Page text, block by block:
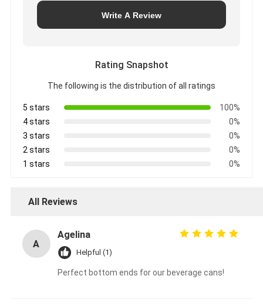
Write A Review
Rating Snapshot
The following is the distribution of all ratings
5 stars
100%
4 stars
0%
3 stars
0%
2 stars
0%
1 stars
0%
All Reviews
A
Agelina
Helpful (1)
Perfect bottom ends for our beverage cans!